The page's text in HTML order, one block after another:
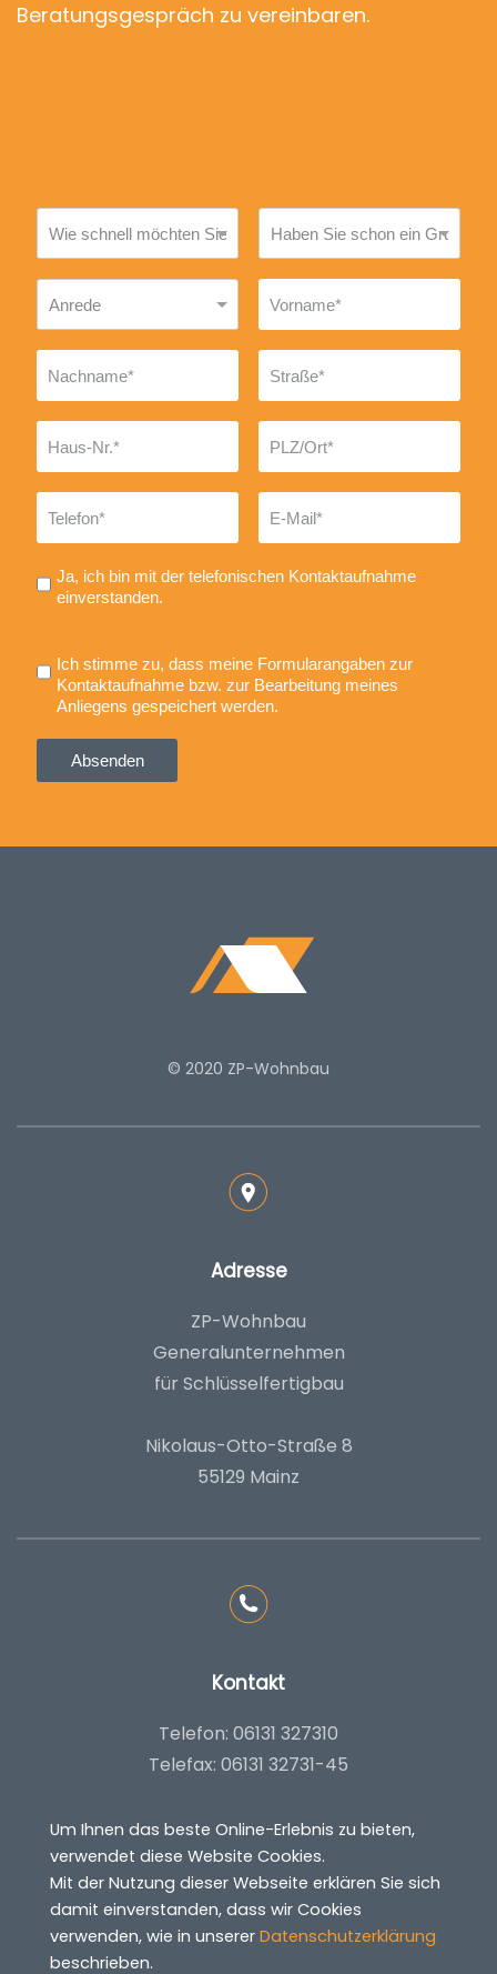
Beratungsgespräch zu vereinbaren.
Ja, ich bin mit der telefonischen Kontaktaufnahme
einverstanden.
Ich stimme zu, dass meine Formularangaben zur
Kontaktaufnahme bzw. zur Bearbeitung meines
Anliegens gespeichert werden.
Absenden
© 2020 ZP-Wohnbau
Adresse
ZP-Wohnbau
Generalunternehmen
für Schlüsselfertigbau
Nikolaus-Otto-Straße 8
55129 Mainz
Kontakt
Telefon: 06131 327310
Telefax: 06131 32731-45
info@zp-wohnbau.de
Impressum| Datenschutzerklärung
Um Ihnen das beste Online-Erlebnis zu bieten,
verwendet diese Website Cookies.
Mit der Nutzung dieser Webseite erklären Sie sich
damit einverstanden, dass wir Cookies
verwenden, wie in unserer Datenschutzerklärung
beschrieben.